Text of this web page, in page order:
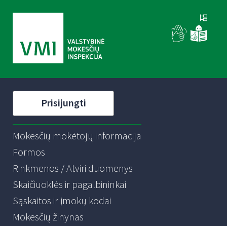
Prisijungti
Mokesčių mokėtojų informacija
Formos
Rinkmenos / Atviri duomenys
Skaičiuoklės ir pagalbininkai
Sąskaitos ir įmokų kodai
Mokesčių žinynas